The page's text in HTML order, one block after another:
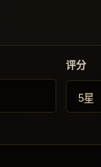
评分